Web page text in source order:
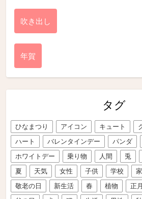
吹き出し
年賀
タグ
ひなまつり アイコン キュート
ハート
バレンタインデー パンダ
ホワイトデー
乗り物 人間 兎
夏
天気 女性 子供 学校
敬老の日
新生活 春 植物 正月